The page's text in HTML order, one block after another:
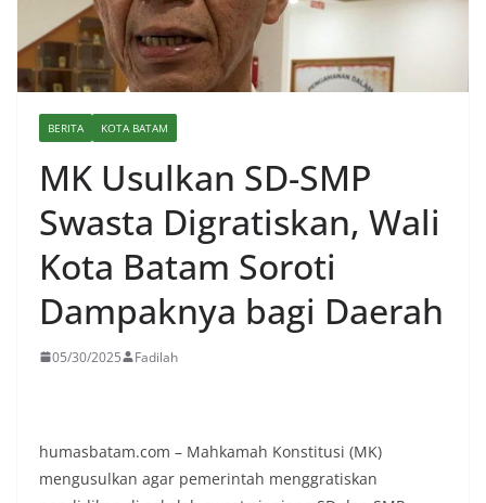
BERITA KOTA BATAM
MK Usulkan SD-SMP
Swasta Digratiskan, Wali
Kota Batam Soroti
Dampaknya bagi Daerah
05/30/2025 Fadilah
humasbatam.com – Mahkamah Konstitusi (MK)
mengusulkan agar pemerintah menggratiskan